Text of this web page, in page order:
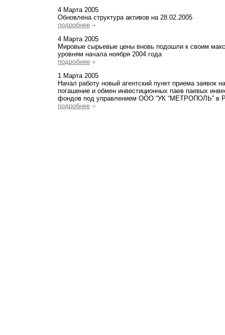
4 Марта 2005
Обновлена структура активов на 28.02.2005
подробнее
4 Марта 2005
Мировые сырьевые цены вновь подошли к своим
уровням начала ноября 2004 года
подробнее
1 Марта 2005
Начал работу новый агентский пункт приема заявок
погашение и обмен инвестиционных паев паевых
фондов под управлением ООО “УК “МЕТРОПОЛЬ” в
подробнее